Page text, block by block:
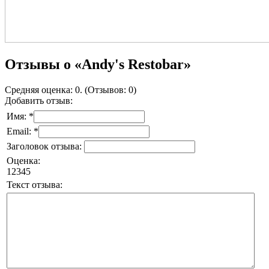
Отзывы о «Andy's Restobar»
Средняя оценка: 0. (Отзывов: 0)
Добавить отзыв:
Имя: *
Email: *
Заголовок отзыва:
Оценка:
1 2345
Текст отзыва: